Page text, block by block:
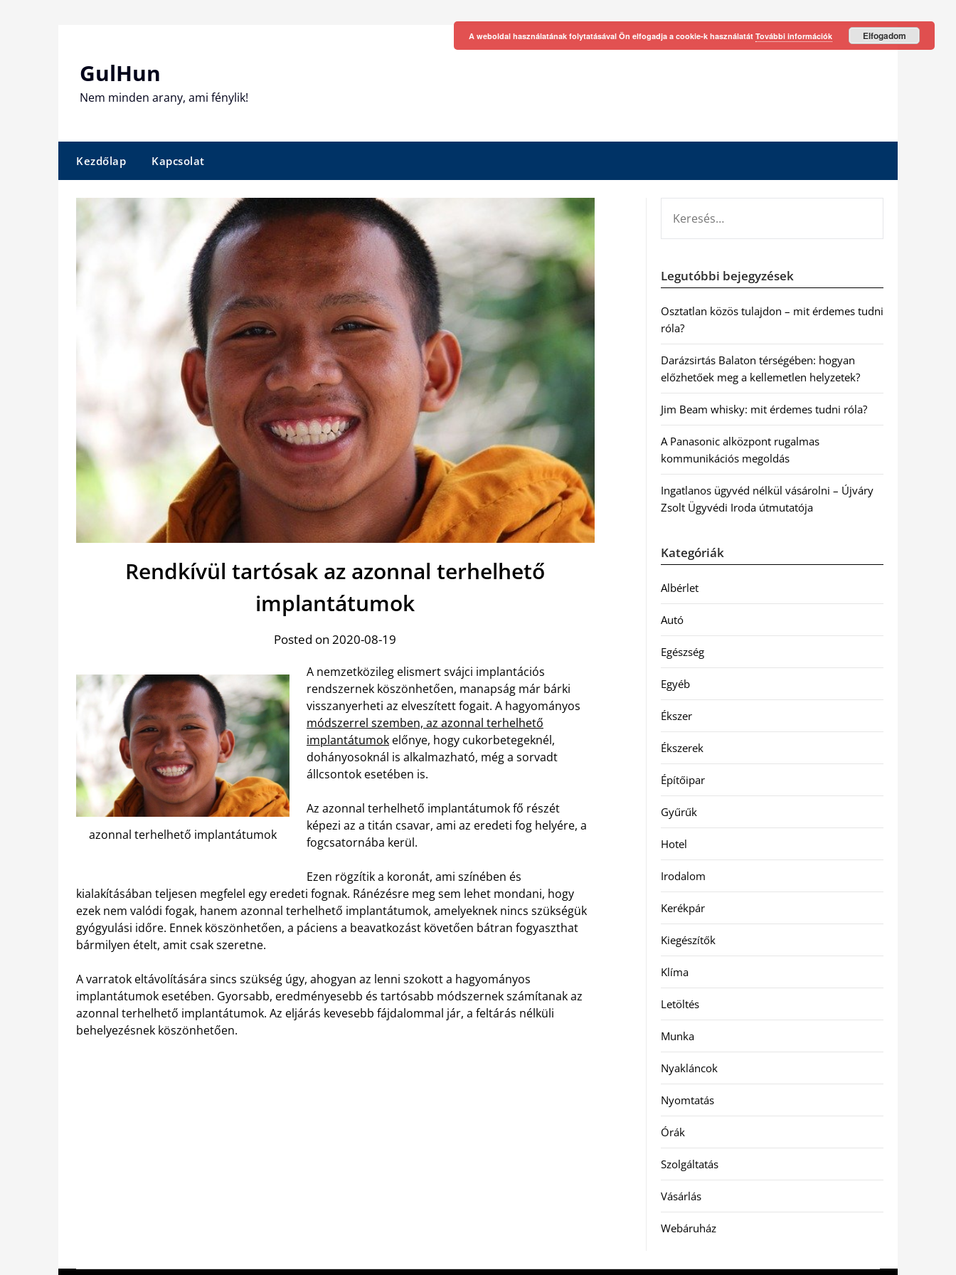
GulHun
Nem minden arany, ami fénylik!
Kezdőlap Kapcsolat
Rendkívül tartósak az azonnal terhelhető
implantátumok
Posted on 2020-08-19
azonnal terhelhető implantátumok
A nemzetközileg elismert svájci implantációs
rendszernek köszönhetően, manapság már bárki
visszanyerheti az elveszített fogait. A hagyományos
módszerrel szemben, az azonnal terhelhető
implantátumok előnye, hogy cukorbetegeknél,
dohányosoknál is alkalmazható, még a sorvadt
állcsontok esetében is.
Az azonnal terhelhető implantátumok fő részét
képezi az a titán csavar, ami az eredeti fog helyére, a
fogcsatornába kerül.
Ezen rögzítik a koronát, ami színében és
kialakításában teljesen megfelel egy eredeti fognak. Ránézésre meg sem lehet mondani, hogy
ezek nem valódi fogak, hanem azonnal terhelhető implantátumok, amelyeknek nincs szükségük
gyógyulási időre. Ennek köszönhetően, a páciens a beavatkozást követően bátran fogyaszthat
bármilyen ételt, amit csak szeretne.
A varratok eltávolítására sincs szükség úgy, ahogyan az lenni szokott a hagyományos
implantátumok esetében. Gyorsabb, eredményesebb és tartósabb módszernek számítanak az
azonnal terhelhető implantátumok. Az eljárás kevesebb fájdalommal jár, a feltárás nélküli
behelyezésnek köszönhetően.
Legutóbbi bejegyzések
Osztatlan közös tulajdon – mit érdemes tudni
róla?
Darázsirtás Balaton térségében: hogyan
előzhetőek meg a kellemetlen helyzetek?
Jim Beam whisky: mit érdemes tudni róla?
A Panasonic alközpont rugalmas
kommunikációs megoldás
Ingatlanos ügyvéd nélkül vásárolni – Újváry
Zsolt Ügyvédi Iroda útmutatója
Kategóriák
Albérlet
Autó
Egészség
Egyéb
Ékszer
Ékszerek
Építőipar
Gyűrűk
Hotel
Irodalom
Kerékpár
Kiegészítők
Klíma
Letöltés
Munka
Nyakláncok
Nyomtatás
Órák
Szolgáltatás
Vásárlás
Webáruház
A weboldal használatának folytatásával Ön elfogadja a cookie-k használatát További információk Elfogadom